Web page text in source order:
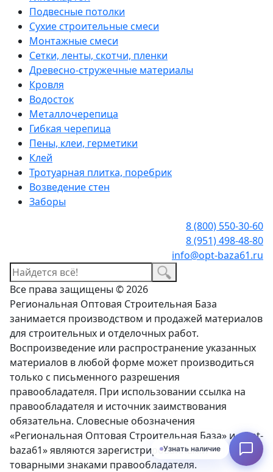
Подвесные потолки
Сухие строительные смеси
Монтажные смеси
Сетки, ленты, скотчи, пленки
Древесно-стружечные материалы
Кровля
Водосток
Металлочерепица
Гибкая черепица
Пены, клеи, герметики
Клей
Тротуарная плитка, поребрик
Возведение стен
Заборы
8 (800) 550-30-60
8 (951) 498-48-80
info@opt-baza61.ru
Все права защищены © 2026
Региональная Оптовая Строительная База
занимается производством и продажей материалов
для строительных и отделочных работ.
Воспроизведение или распространение указанных
материалов в любой форме может производиться
только с письменного разрешения
правообладателя. При использовании ссылка на
правообладателя и источник заимствования
обязательна. Словесные обозначения
«Региональная Оптовая Строительная База» и «Opt-
baza61» являются зарегистрированными
товарными знаками правообладателя.
Узнать наличие